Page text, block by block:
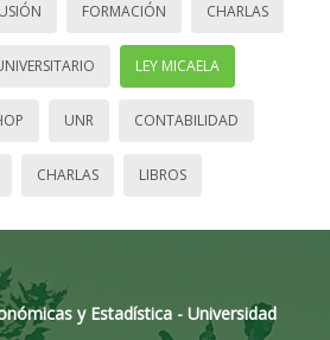
FORMACIÓN CHARLAS
LEY MICAELA
UNR CONTABILIDAD
CHARLAS LIBROS
y Estadística - Universidad